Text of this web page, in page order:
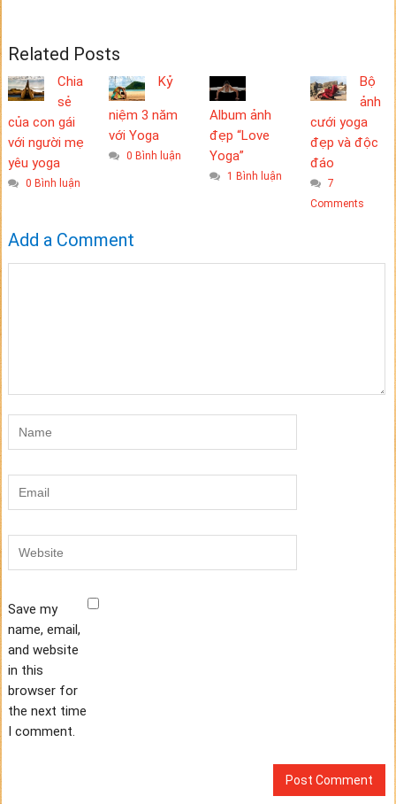
Related Posts
Chia
sẻ
của con gái
với người mẹ
yêu yoga
0 Bình luận
Kỷ
niệm 3 năm
với Yoga
0 Bình luận
Album ảnh
đẹp “Love
Yoga”
1 Bình luận
Bộ
ảnh
cưới yoga
đẹp và độc
đáo
7
Comments
Add a Comment
Save my
name, email,
and website
in this
browser for
the next time
I comment.